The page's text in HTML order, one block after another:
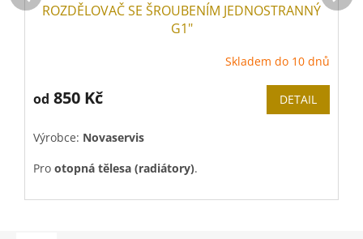
ROZDĚLOVAČ SE ŠROUBENÍM JEDNOSTRANNÝ
G1"
Skladem do 10 dnů
od 850 Kč DETAIL
Výrobce: Novaservis
Pro otopná tělesa (radiátory).
Pouze na objednávkudo 10 dnů.